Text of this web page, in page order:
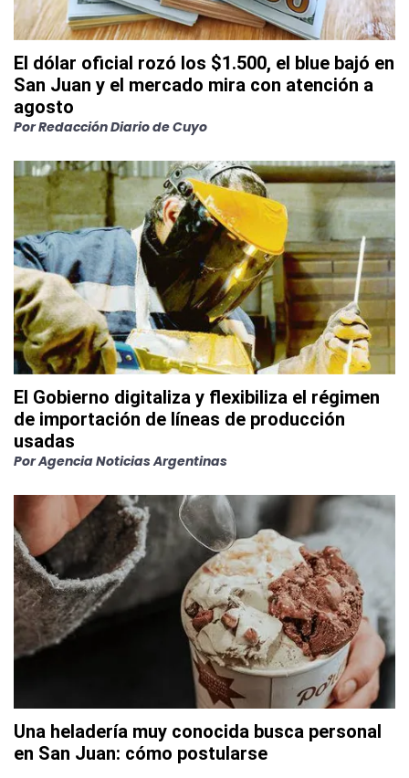
El dólar oficial rozó los $1.500, el blue bajó en
San Juan y el mercado mira con atención a
agosto
PorRedacción Diario de Cuyo
El Gobierno digitaliza y flexibiliza el régimen
de importación de líneas de producción
usadas
PorAgencia Noticias Argentinas
Una heladería muy conocida busca personal
en San Juan: cómo postularse